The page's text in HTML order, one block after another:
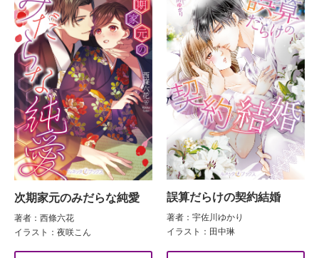
次期家元のみだらな純愛
著者：西條六花
イラスト：夜咲こん
誤算だらけの契約結婚
著者：宇佐川ゆかり
イラスト：田中琳